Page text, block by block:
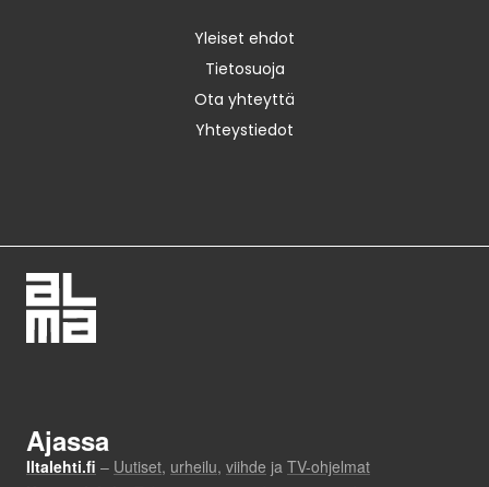
Yleiset ehdot
Tietosuoja
Ota yhteyttä
Yhteystiedot